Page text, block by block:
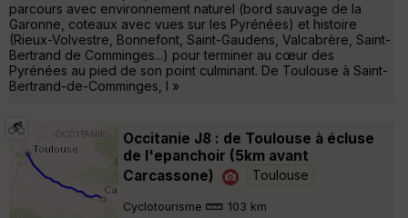
parcours avec environnement naturel (bord sauvage de la
Garonne, coteaux avec vues sur les Pyrénées) et histoire
(Rieux-Volvestre, Bonnefont, Saint-Gaudens, Valcabrère, Saint-
Bertrand de Comminges...) pour terminer au cœur des
Pyrénées au pied de son point culminant. De Toulouse à Saint-
Bertrand-de-Comminges, l »
Occitanie J8 : de Toulouse à écluse
de l'epanchoir (5km avant
Carcassone)
Toulouse
Cyclotourisme 103 km